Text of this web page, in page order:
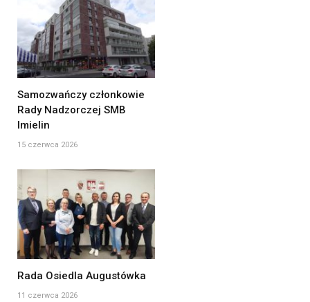
Samozwańczy członkowie
Rady Nadzorczej SMB
Imielin
15 czerwca 2026
Rada Osiedla Augustówka
11 czerwca 2026